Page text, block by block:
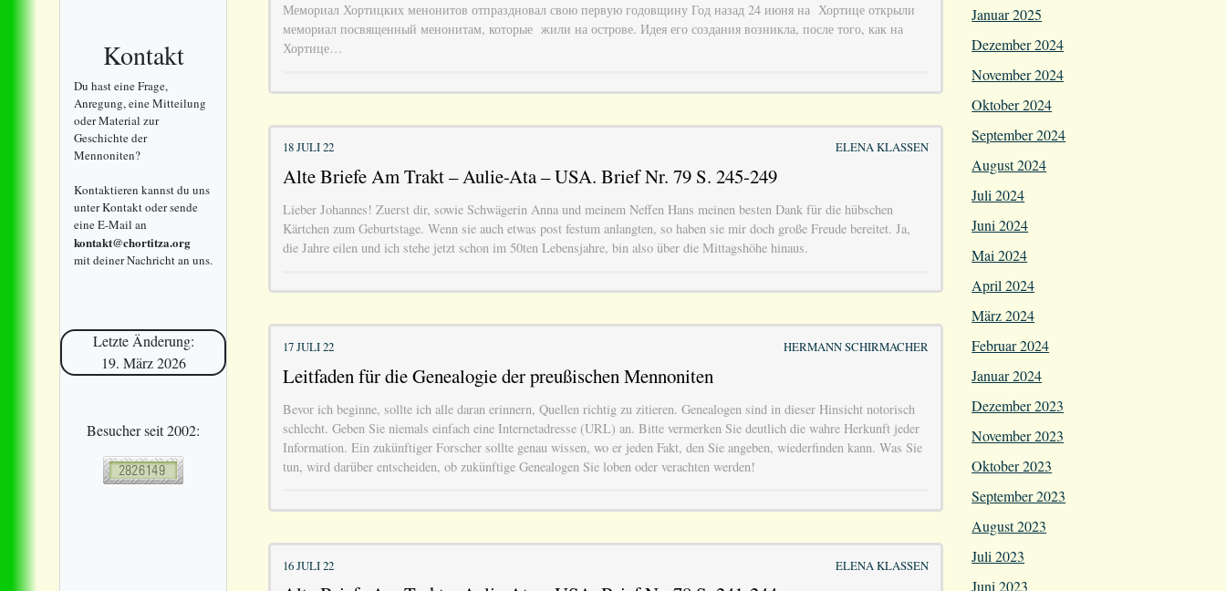
Kontakt
Du hast eine Frage,
Anregung, eine Mitteilung
oder Material zur
Geschichte der
Mennoniten?
Kontaktieren kannst du uns
unter Kontakt oder sende
eine E-Mail an
kontakt@chortitza.org
mit deiner Nachricht an uns.
Letzte Änderung:
19. März 2026
Besucher seit 2002:
Мемориал Хортицких менонитов отпраздновал свою первую годовщину Год назад 24 июня на Хортице открыли
мемориал посвященный менонитам, которые жили на острове. Идея его создания возникла, после того, как на
Хортице…
18 JULI 22 ELENA KLASSEN
Alte Briefe Am Trakt – Aulie-Ata – USA. Brief Nr. 79 S. 245-249
Lieber Johannes! Zuerst dir, sowie Schwägerin Anna und meinem Neffen Hans meinen besten Dank für die hübschen
Kärtchen zum Geburtstage. Wenn sie auch etwas post festum anlangten, so haben sie mir doch große Freude bereitet. Ja,
die Jahre eilen und ich stehe jetzt schon im 50ten Lebensjahre, bin also über die Mittagshöhe hinaus.
17 JULI 22 HERMANN SCHIRMACHER
Leitfaden für die Genealogie der preußischen Mennoniten
Bevor ich beginne, sollte ich alle daran erinnern, Quellen richtig zu zitieren. Genealogen sind in dieser Hinsicht notorisch
schlecht. Geben Sie niemals einfach eine Internetadresse (URL) an. Bitte vermerken Sie deutlich die wahre Herkunft jeder
Information. Ein zukünftiger Forscher sollte genau wissen, wo er jeden Fakt, den Sie angeben, wiederfinden kann. Was Sie
tun, wird darüber entscheiden, ob zukünftige Genealogen Sie loben oder verachten werden!
16 JULI 22 ELENA KLASSEN
Januar 2025
Dezember 2024
November 2024
Oktober 2024
September 2024
August 2024
Juli 2024
Juni 2024
Mai 2024
April 2024
März 2024
Februar 2024
Januar 2024
Dezember 2023
November 2023
Oktober 2023
September 2023
August 2023
Juli 2023
Juni 2023